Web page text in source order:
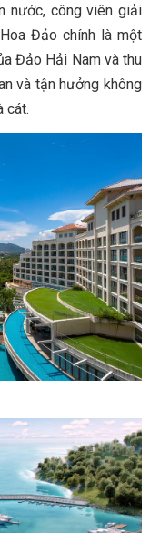
nước, công viên giải
Đảo chính là một
Đảo Hải Nam và thu
và tận hưởng không
cát.